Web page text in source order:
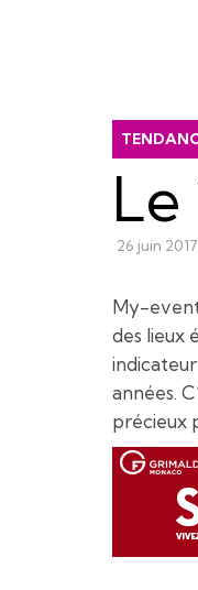
26 juin 2017
My-
des lieux
années.
précieux